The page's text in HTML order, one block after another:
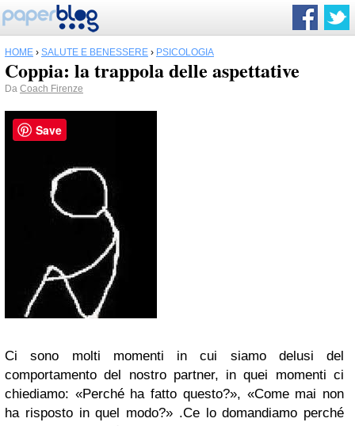
HOME › SALUTE E BENESSERE › PSICOLOGIA
Coppia: la trappola delle aspettative
Da Coach Firenze
Ci sono molti momenti in cui siamo delusi del
comportamento del nostro partner, in quei momenti ci
chiediamo: «Perché ha fatto questo?», «Come mai non
ha risposto in quel modo?» .Ce lo domandiamo perché
Save